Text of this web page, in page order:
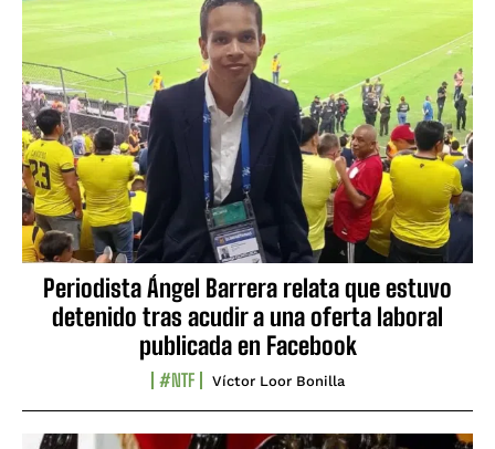
Periodista Ángel Barrera relata que estuvo
detenido tras acudir a una oferta laboral
publicada en Facebook
#NTF Víctor Loor Bonilla